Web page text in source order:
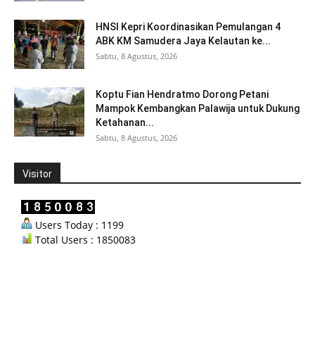
HNSI Kepri Koordinasikan Pemulangan 4
ABK KM Samudera Jaya Kelautan ke...
Sabtu, 8 Agustus, 2026
Koptu Fian Hendratmo Dorong Petani
Mampok Kembangkan Palawija untuk Dukung
Ketahanan...
Sabtu, 8 Agustus, 2026
Visitor
Users Today : 1199
Total Users : 1850083